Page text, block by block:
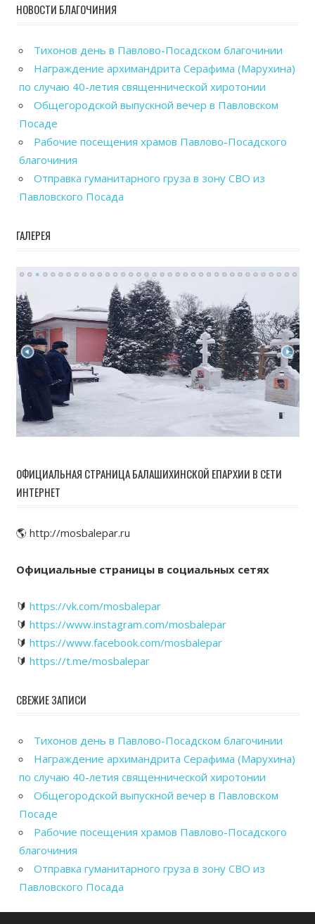
НОВОСТИ БЛАГОЧИНИЯ
Тихонов день в Павлово-Посадском благочинии
Награждение архимандрита Серафима (Марухина)
по случаю 40-летия священнической хиротонии
Общегородской выпускной вечер в Павловском
Посаде
Рабочие посещения храмов Павлово-Посадского
благочиния
Отправка гуманитарного груза в зону СВО из
Павловского Посада
ГАЛЕРЕЯ
ОФИЦИАЛЬНАЯ СТРАНИЦА БАЛАШИХИНСКОЙ ЕПАРХИИ В СЕТИ
ИНТЕРНЕТ
🌎 http://mosbalepar.ru
Официальные страницы в социальных сетях
🔰 https://vk.com/mosbalepar
🔰 https://www.instagram.com/mosbalepar
🔰 https://www.facebook.com/mosbalepar
🔰 https://t.me/mosbalepar
СВЕЖИЕ ЗАПИСИ
Тихонов день в Павлово-Посадском благочинии
Награждение архимандрита Серафима (Марухина)
по случаю 40-летия священнической хиротонии
Общегородской выпускной вечер в Павловском
Посаде
Рабочие посещения храмов Павлово-Посадского
благочиния
Отправка гуманитарного груза в зону СВО из
Павловского Посада